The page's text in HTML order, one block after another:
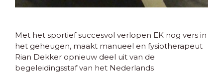
Met het sportief succesvol verlopen EK nog vers in
het geheugen, maakt manueel en fysiotherapeut
Rian Dekker opnieuw deel uit van de
begeleidingsstaf van het Nederlands